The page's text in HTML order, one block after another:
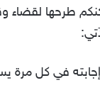
طرحها لقضاء
في كل مرة